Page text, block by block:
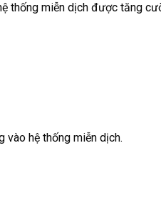
thống miễn dịch được tăng
vào hệ thống miễn dịch.